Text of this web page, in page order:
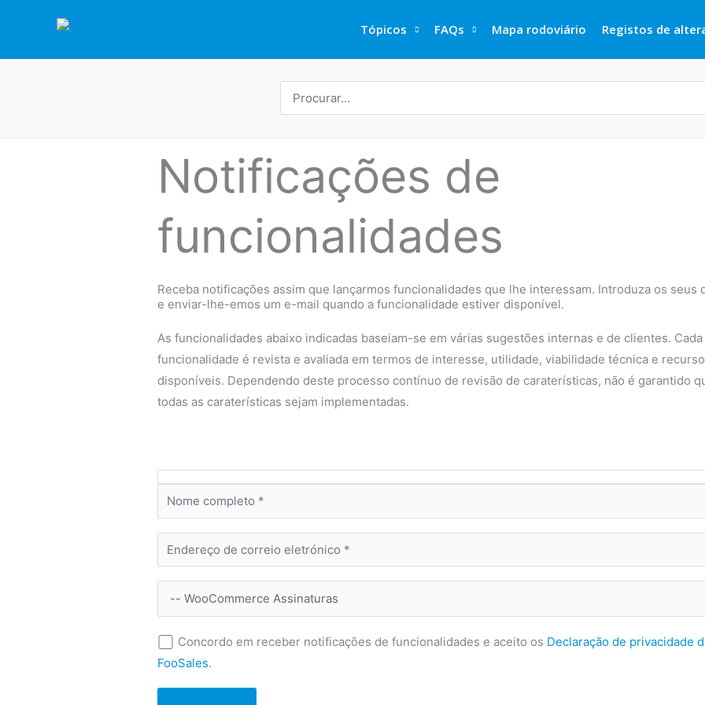
Tópicos FAQs Mapa rodoviário Registos de
por:
Notificações de
funcionalidades
Receba notificações assim que lançarmos funcionalidades que lhe interessam. Introduza os seus
e enviar-lhe-emos um e-mail quando a funcionalidade estiver disponível.
As funcionalidades abaixo indicadas baseiam-se em várias sugestões internas e de clientes. Cada
funcionalidade é revista e avaliada em termos de interesse, utilidade, viabilidade técnica e
disponíveis. Dependendo deste processo contínuo de revisão de caraterísticas, não é garantido
todas as caraterísticas sejam implementadas.
Concordo em receber notificações de funcionalidades e aceito os Declaração de privacidade
FooSales.